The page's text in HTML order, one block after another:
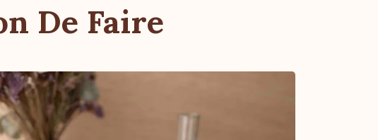
De Faire